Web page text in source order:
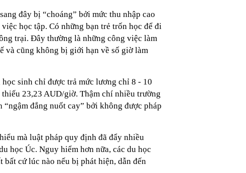
đây bị “choáng” bởi mức thu nhập cao
học tập. Có những bạn trẻ trốn học để đi
trại. Đây thường là những công việc làm
và cũng không bị giới hạn về số giờ làm
sinh chỉ được trả mức lương chỉ 8 - 10
23,23 AUD/giờ. Thậm chí nhiều trường
đắng nuốt cay” bởi không được pháp
mà luật pháp quy định đã đẩy nhiều
học Úc. Nguy hiểm hơn nữa, các du học
cứ lúc nào nếu bị phát hiện, dẫn đến